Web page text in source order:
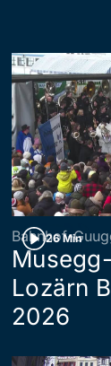
26 Min
Bahnhof-
Lozärn
2026